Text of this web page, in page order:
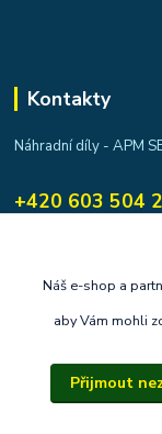
Kontakty
Náhradní díly - APM
+420 603 504
Náš e-shop a
aby Vám mohli
Přijmout